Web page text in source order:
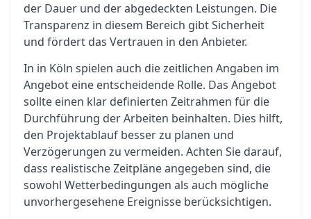
der Dauer und der abgedeckten Leistungen. Die
Transparenz in diesem Bereich gibt Sicherheit
und fördert das Vertrauen in den Anbieter.
In in Köln spielen auch die zeitlichen Angaben im
Angebot eine entscheidende Rolle. Das Angebot
sollte einen klar definierten Zeitrahmen für die
Durchführung der Arbeiten beinhalten. Dies hilft,
den Projektablauf besser zu planen und
Verzögerungen zu vermeiden. Achten Sie darauf,
dass realistische Zeitpläne angegeben sind, die
sowohl Wetterbedingungen als auch mögliche
unvorhergesehene Ereignisse berücksichtigen.